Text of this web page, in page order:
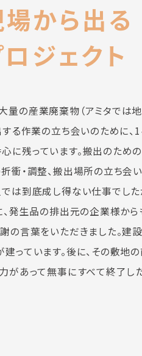
から出る
ジェクト
量の産業廃棄物（アミタでは
る作業の立ち会いのために、
に残っています。搬出のため
衝・調整、搬出場所の立ち会
は到底成し得ない仕事でし
、発生品の排出元の企業様か
の言葉をいただきました。建
っています。後に、その敷地
があって無事にすべて終了し